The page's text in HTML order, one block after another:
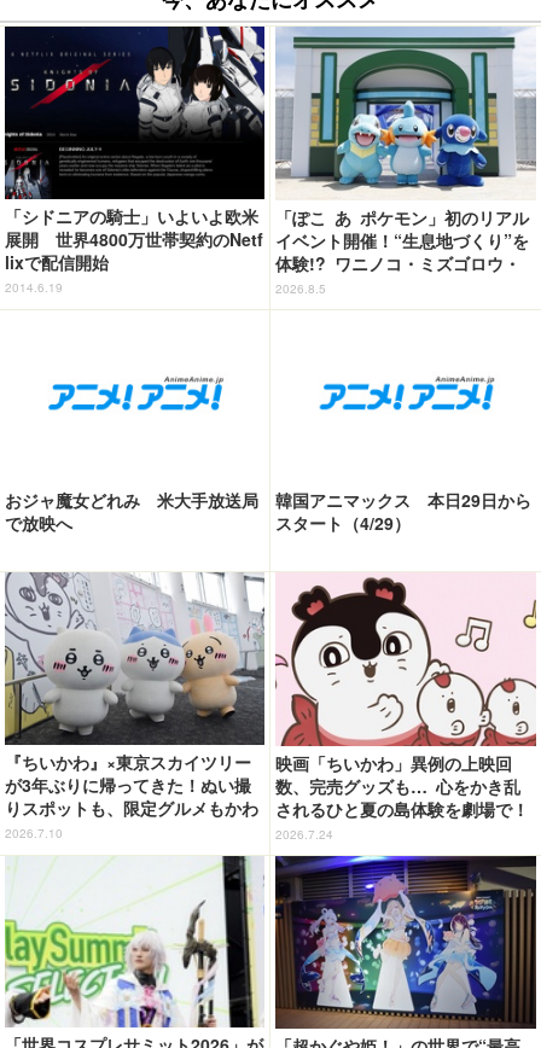
「シドニアの騎士」いよいよ欧米
展開 世界4800万世帯契約のNetf
lixで配信開始
2014.6.19
「ぽこ あ ポケモン」初のリアル
イベント開催！“生息地づくり”を
体験!? ワニノコ・ミズゴロウ・
アシマリもワクワク☆ 「ブクブ
クうみぞこの街」in横浜赤レンガ
2026.8.5
おジャ魔女どれみ 米大手放送局
で放映へ
韓国アニマックス 本日29日から
スタート（4/29）
『ちいかわ』×東京スカイツリー
が3年ぶりに帰ってきた！ぬい撮
りスポットも、限定グルメもかわ
いすぎる…！【レポ】
2026.7.10
映画「ちいかわ」異例の上映回
数、完売グッズも… 心をかき乱
されるひと夏の島体験を劇場で！
【ネタバレなし初日レポ】
2026.7.24